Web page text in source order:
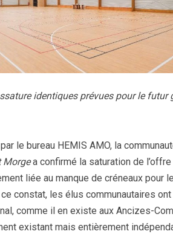
identiques prévues pour le futur
le bureau HEMIS AMO, la
Morgea confirmé la saturation de
liée au manque de créneaux pour
constat, les élus communautaires
comme il en existe aux Ancizes-
existant mais entièrement